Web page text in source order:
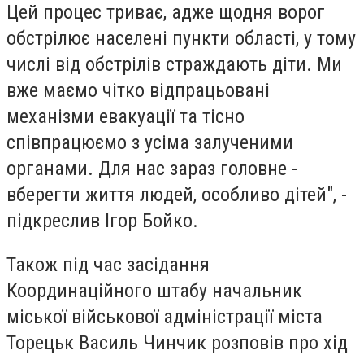
Цей процес триває, адже щодня ворог
обстрілює населені пункти області, у тому
числі від обстрілів страждають діти. Ми
вже маємо чітко відпрацьовані
механізми евакуації та тісно
співпрацюємо з усіма залученими
органами. Для нас зараз головне -
вберегти життя людей, особливо дітей", -
підкреслив Ігор Бойко.
Також під час засідання
Координаційного штабу начальник
міської військової адміністрації міста
Торецьк Василь Чинчик розповів про хід